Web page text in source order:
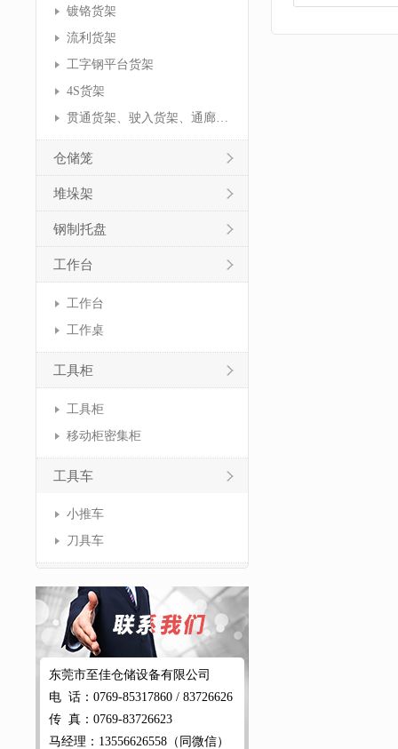
镀铬货架
流利货架
工字钢平台货架
4S货架
贯通货架、驶入货架、通廊货架
仓储笼
堆垛架
钢制托盘
工作台
工作台
工作桌
工具柜
工具柜
移动柜密集柜
工具车
小推车
刀具车
东莞市至佳仓储设备有限公司
电 话：0769-85317860 / 83726626
传 真：0769-83726623
马经理：13556626558（同微信）